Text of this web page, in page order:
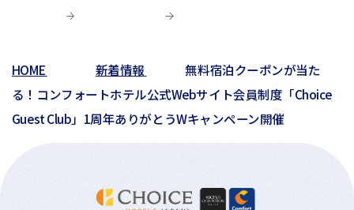
01月(4)
01月(2)
03月(6)
01月(3)
02月(1)
HOME 新着情報
無料宿泊クーポンが当た
る！コンフォートホテル公式Webサイト会員制度「Choice
Guest Club」1周年ありがとうWキャンペーン開催